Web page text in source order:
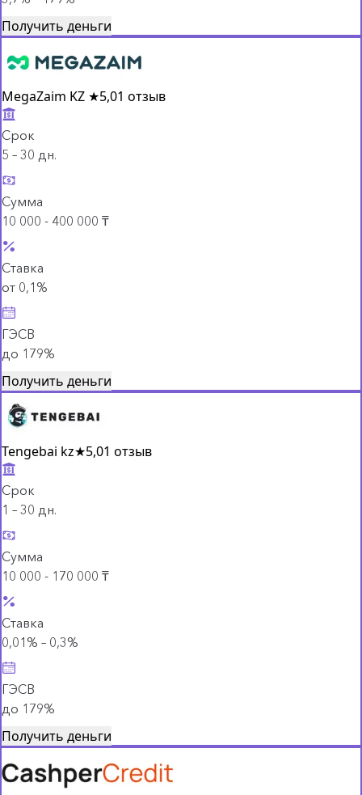
Получить деньги
MegaZaim KZ ★5,01 отзыв
Срок
5 – 30 дн.
Сумма
10 000 - 400 000 ₸
Ставка
от 0,1%
ГЭСВ
до 179%
Получить деньги
Tengebai kz★5,01 отзыв
Срок
1 – 30 дн.
Сумма
10 000 - 170 000 ₸
Ставка
0,01% – 0,3%
ГЭСВ
до 179%
Получить деньги